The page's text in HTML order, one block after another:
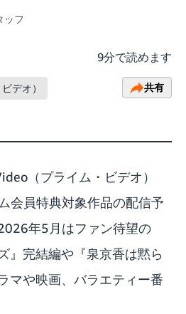
ッフ
9分で読めます
デオ） 共有
（プライム・ビデオ）
会員特典対象作品の配信予
年5月はファン待望の
』完結編や『泉京香は黙ら
マや映画、バラエティー番